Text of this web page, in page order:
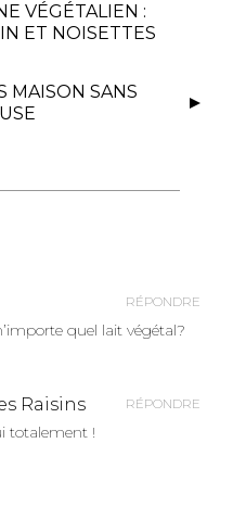
VÉGÉTALIEN :
ET NOISETTES
MAISON SANS
RÉPONDRE
quel lait végétal?
Raisins RÉPONDRE
totalement !